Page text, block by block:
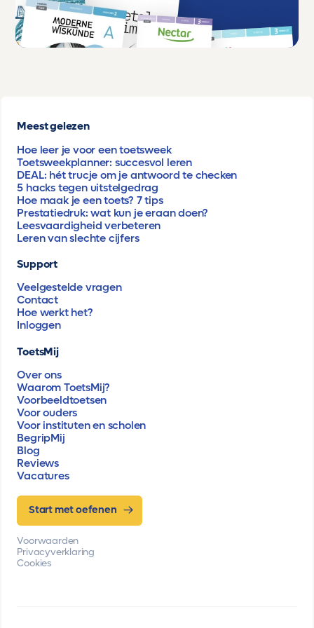
Meest gelezen
Hoe leer je voor een toetsweek
Toetsweekplanner: succesvol leren
DEAL: hét trucje om je antwoord te checken
5 hacks tegen uitstelgedrag
Hoe maak je een toets? 7 tips
Prestatiedruk: wat kun je eraan doen?
Leesvaardigheid verbeteren
Leren van slechte cijfers
Support
Veelgestelde vragen
Contact
Hoe werkt het?
Inloggen
ToetsMij
Over ons
Waarom ToetsMij?
Voorbeeldtoetsen
Voor ouders
Voor instituten en scholen
BegripMij
Blog
Reviews
Vacatures
Start met oefenen
Voorwaarden
Privacyverklaring
Cookies